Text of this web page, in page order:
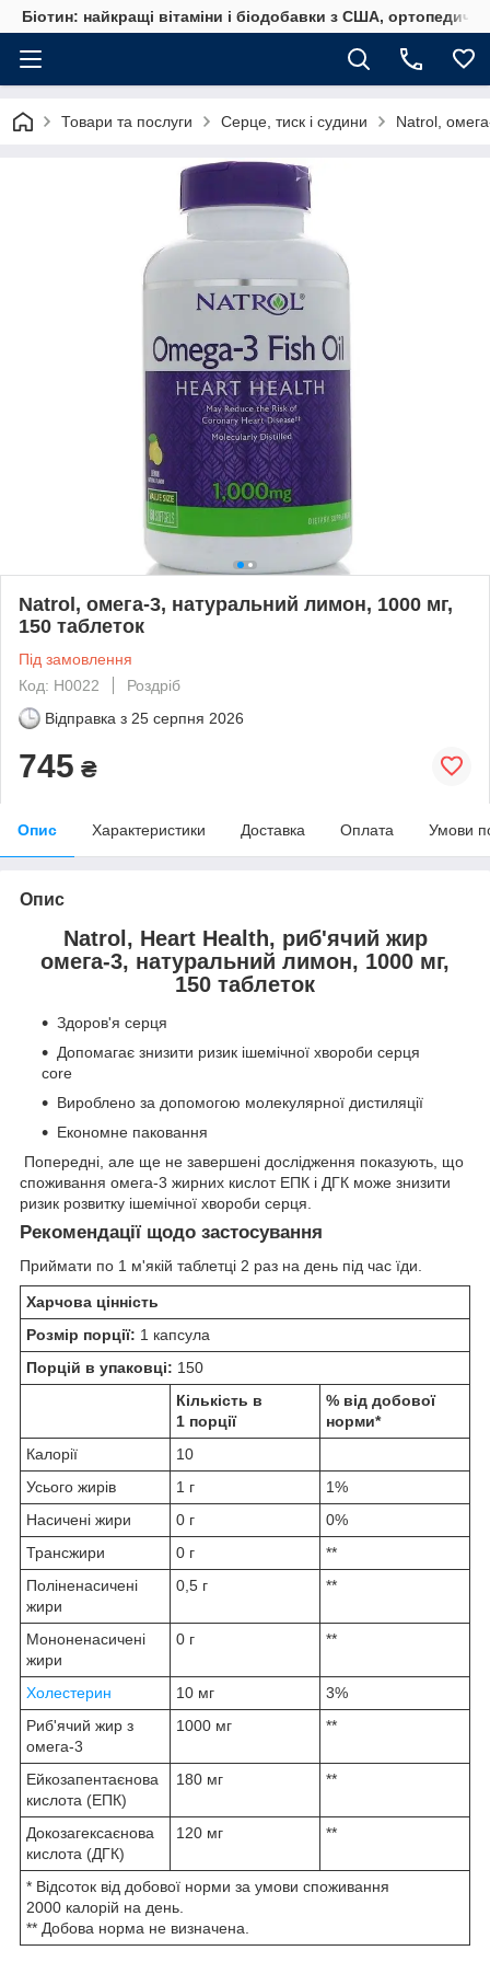
Біотин: найкращі вітаміни і біодобавки з США,
Товари та послуги Серце, тиск і судини Natrol,
Natrol, омега-3, натуральний лимон, 1000 мг,
150 таблеток
Під замовлення
Код: H0022
Роздріб
Відправка з 25 серпня 2026
745 ₴
Опис Характеристики Доставка Оплата Умови
Опис
Natrol, Heart Health, риб'ячий жир
омега-3, натуральний лимон, 1000 мг,
150 таблеток
Здоров'я серця
Допомагає знизити ризик ішемічної хвороби серця
core
Вироблено за допомогою молекулярної дистиляції
Економне паковання
Попередні, але ще не завершені дослідження показують, що
споживання омега-3 жирних кислот ЕПК і ДГК може знизити
ризик розвитку ішемічної хвороби серця.
Рекомендації щодо застосування
Приймати по 1 м'якій таблетці 2 раз на день під час їди.
Харчова цінність
Розмір порції: 1 капсула
Порцій в упаковці: 150
Кількість в
1 порції
% від добової
норми*
Калорії
10
Усього жирів
1 г
1%
Насичені жири
0 г
0%
Трансжири
0 г
**
Поліненасичені
жири
0,5 г **
Мононенасичені
жири
0 г **
Холестерин 10 мг
3%
Риб'ячий жир з
омега-3
1000 мг **
Ейкозапентаєнова
кислота (ЕПК)
180 мг **
Докозагексаєнова
кислота (ДГК)
120 мг **
* Відсоток від добової норми за умови споживання
2000 калорій на день.
** Добова норма не визначена.